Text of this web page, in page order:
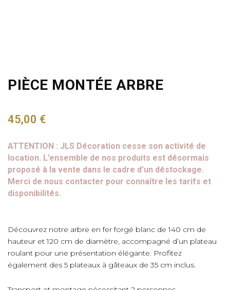
PIÈCE MONTÉE ARBRE
45,00 €
ATTENTION : JLS Décoration cesse son activité de
location. L’ensemble de nos produits est désormais
proposé à la vente dans le cadre d’un déstockage.
Merci de nous contacter pour connaître les tarifs et
disponibilités.
Découvrez notre arbre en fer forgé blanc de 140 cm de
hauteur et 120 cm de diamètre, accompagné d’un plateau
roulant pour une présentation élégante. Profitez
également des 5 plateaux à gâteaux de 35 cm inclus.